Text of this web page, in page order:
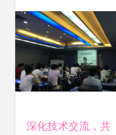
技术交流大会圆满
落幕
深化技术交流，共